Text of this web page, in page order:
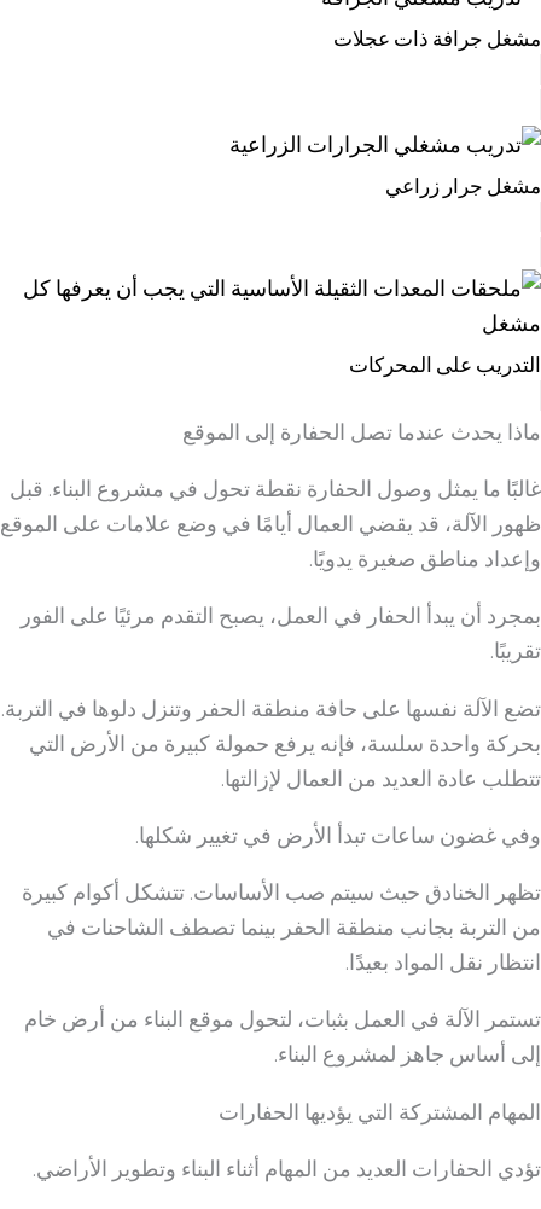
مشغل جرافة ذات عجلات
مشغل جرار زراعي
التدريب على المحركات
ماذا يحدث عندما تصل الحفارة إلى الموقع
غالبًا ما يمثل وصول الحفارة نقطة تحول في مشروع البناء. قبل
ظهور الآلة، قد يقضي العمال أيامًا في وضع علامات على الموقع
وإعداد مناطق صغيرة يدويًا.
بمجرد أن يبدأ الحفار في العمل، يصبح التقدم مرئيًا على الفور
تقريبًا.
تضع الآلة نفسها على حافة منطقة الحفر وتنزل دلوها في التربة.
بحركة واحدة سلسة، فإنه يرفع حمولة كبيرة من الأرض التي
تتطلب عادة العديد من العمال لإزالتها.
وفي غضون ساعات تبدأ الأرض في تغيير شكلها.
تظهر الخنادق حيث سيتم صب الأساسات. تتشكل أكوام كبيرة
من التربة بجانب منطقة الحفر بينما تصطف الشاحنات في
انتظار نقل المواد بعيدًا.
تستمر الآلة في العمل بثبات، لتحول موقع البناء من أرض خام
إلى أساس جاهز لمشروع البناء.
المهام المشتركة التي يؤديها الحفارات
تؤدي الحفارات العديد من المهام أثناء البناء وتطوير الأراضي.